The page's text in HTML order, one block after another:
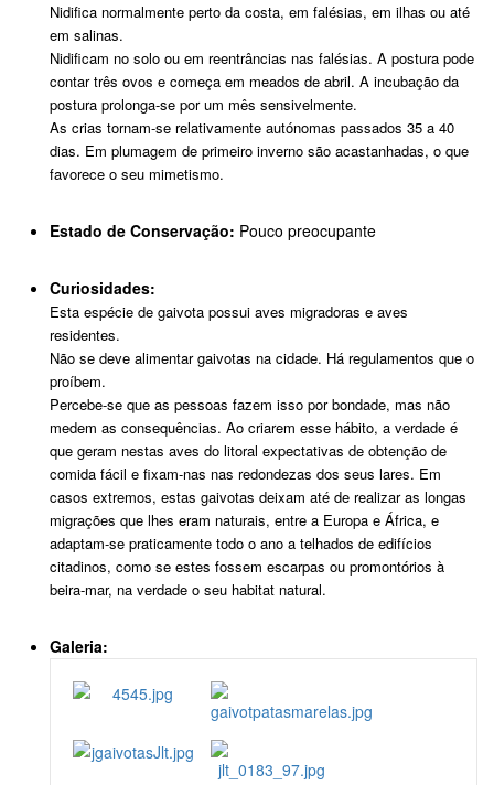
Nidifica normalmente perto da costa, em falésias, em ilhas ou até
em salinas.
Nidificam no solo ou em reentrâncias nas falésias. A postura pode
contar três ovos e começa em meados de abril. A incubação da
postura prolonga-se por um mês sensivelmente.
As crias tornam-se relativamente autónomas passados 35 a 40
dias. Em plumagem de primeiro inverno são acastanhadas, o que
favorece o seu mimetismo.
Estado de Conservação: Pouco preocupante
Curiosidades:
Esta espécie de gaivota possui aves migradoras e aves
residentes.
Não se deve alimentar gaivotas na cidade. Há regulamentos que o
proíbem.
Percebe-se que as pessoas fazem isso por bondade, mas não
medem as consequências. Ao criarem esse hábito, a verdade é
que geram nestas aves do litoral expectativas de obtenção de
comida fácil e fixam-nas nas redondezas dos seus lares. Em
casos extremos, estas gaivotas deixam até de realizar as longas
migrações que lhes eram naturais, entre a Europa e África, e
adaptam-se praticamente todo o ano a telhados de edifícios
citadinos, como se estes fossem escarpas ou promontórios à
beira-mar, na verdade o seu habitat natural.
Galeria: